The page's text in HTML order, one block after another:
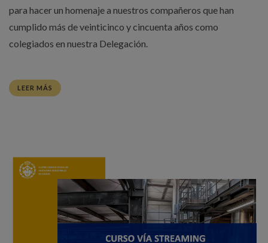
para hacer un homenaje a nuestros compañeros que han
cumplido más de veinticinco y cincuenta años como
colegiados en nuestra Delegación.
LEER MÁS